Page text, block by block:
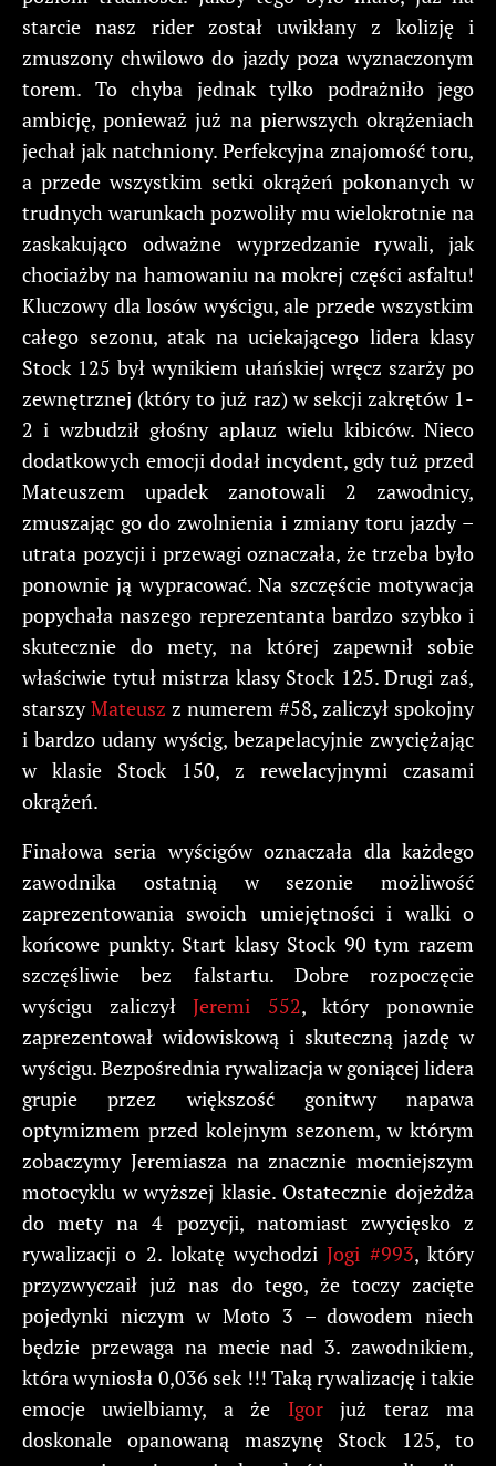
starcie nasz rider został uwikłany z kolizję i
zmuszony chwilowo do jazdy poza wyznaczonym
torem. To chyba jednak tylko podrażniło jego
ambicję, ponieważ już na pierwszych okrążeniach
jechał jak natchniony. Perfekcyjna znajomość toru,
a przede wszystkim setki okrążeń pokonanych w
trudnych warunkach pozwoliły mu wielokrotnie na
zaskakująco odważne wyprzedzanie rywali, jak
chociażby na hamowaniu na mokrej części asfaltu!
Kluczowy dla losów wyścigu, ale przede wszystkim
całego sezonu, atak na uciekającego lidera klasy
Stock 125 był wynikiem ułańskiej wręcz szarży po
zewnętrznej (który to już raz) w sekcji zakrętów 1-
2 i wzbudził głośny aplauz wielu kibiców. Nieco
dodatkowych emocji dodał incydent, gdy tuż przed
Mateuszem upadek zanotowali 2 zawodnicy,
zmuszając go do zwolnienia i zmiany toru jazdy –
utrata pozycji i przewagi oznaczała, że trzeba było
ponownie ją wypracować. Na szczęście motywacja
popychała naszego reprezentanta bardzo szybko i
skutecznie do mety, na której zapewnił sobie
właściwie tytuł mistrza klasy Stock 125. Drugi zaś,
starszyMateusz z numerem #58, zaliczył spokojny
i bardzo udany wyścig, bezapelacyjnie zwyciężając
w klasie Stock 150, z rewelacyjnymi czasami
okrążeń.
Finałowa seria wyścigów oznaczała dla każdego
zawodnika ostatnią w sezonie możliwość
zaprezentowania swoich umiejętności i walki o
końcowe punkty. Start klasy Stock 90 tym razem
szczęśliwie bez falstartu. Dobre rozpoczęcie
wyścigu zaliczyłJeremi 552, który ponownie
zaprezentował widowiskową i skuteczną jazdę w
wyścigu. Bezpośrednia rywalizacja w goniącej lidera
grupie przez większość gonitwy napawa
optymizmem przed kolejnym sezonem, w którym
zobaczymy Jeremiasza na znacznie mocniejszym
motocyklu w wyższej klasie. Ostatecznie dojeżdża
do mety na 4 pozycji, natomiast zwycięsko z
rywalizacji o 2. lokatę wychodziJogi #993, który
przyzwyczaił już nas do tego, że toczy zacięte
pojedynki niczym w Moto 3 – dowodem niech
będzie przewaga na mecie nad 3. zawodnikiem,
która wyniosła 0,036 sek !!! Taką rywalizację i takie
emocje uwielbiamy, a że Igorjuż teraz ma
doskonale opanowaną maszynę Stock 125, to